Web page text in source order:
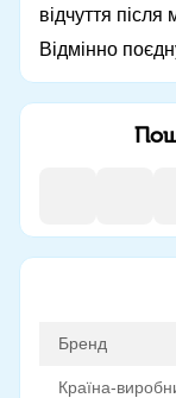
відчуття
Відмінно
Бренд
Країна-